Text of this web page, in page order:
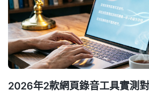
2026年2款網頁錄音工具實測